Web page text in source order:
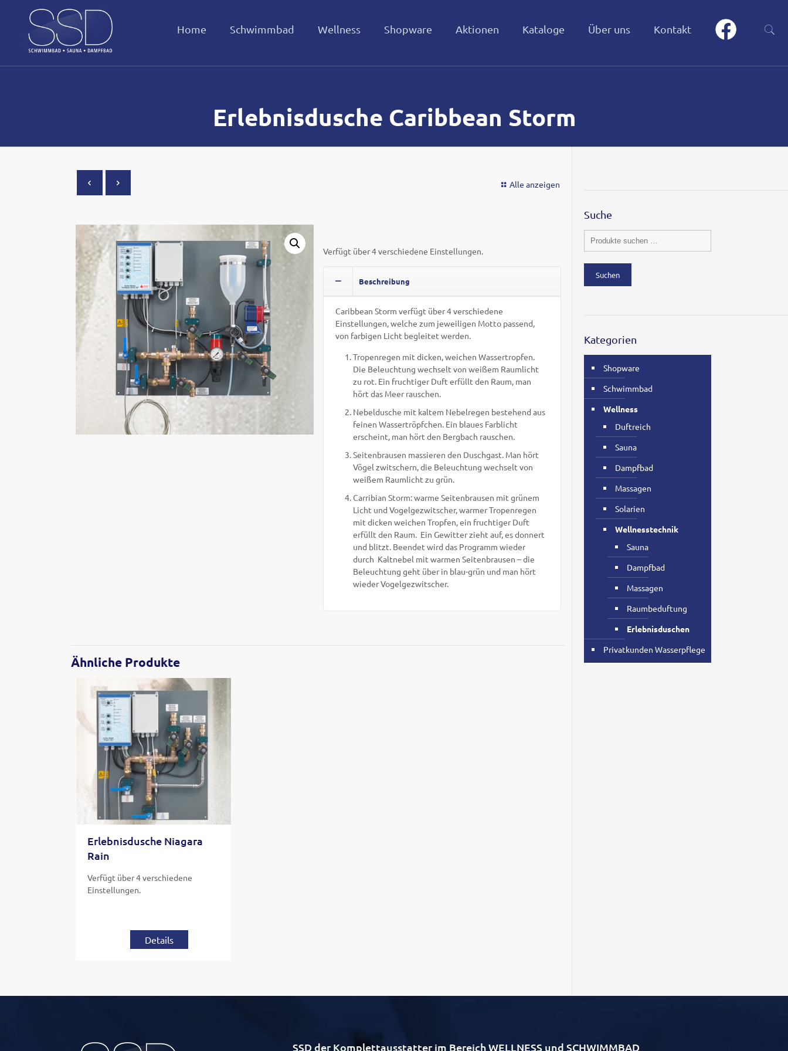
Home Schwimmbad Wellness Shopware Aktionen Kataloge Über uns Kontakt
Erlebnisdusche Caribbean Storm
Alle anzeigen
Verfügt über 4 verschiedene Einstellungen.
Beschreibung
Caribbean Storm verfügt über 4 verschiedene
Einstellungen, welche zum jeweiligen Motto passend,
von farbigen Licht begleitet werden.
Tropenregen mit dicken, weichen Wassertropfen.
Die Beleuchtung wechselt von weißem Raumlicht
zu rot. Ein fruchtiger Duft erfüllt den Raum, man
hört das Meer rauschen.
Nebeldusche mit kaltem Nebelregen bestehend aus
feinen Wassertröpfchen. Ein blaues Farblicht
erscheint, man hört den Bergbach rauschen.
Seitenbrausen massieren den Duschgast. Man hört
Vögel zwitschern, die Beleuchtung wechselt von
weißem Raumlicht zu grün.
Carribian Storm: warme Seitenbrausen mit grünem
Licht und Vogelgezwitscher, warmer Tropenregen
mit dicken weichen Tropfen, ein fruchtiger Duft
erfüllt den Raum. Ein Gewitter zieht auf, es donnert
und blitzt. Beendet wird das Programm wieder
durch Kaltnebel mit warmen Seitenbrausen – die
Beleuchtung geht über in blau-grün und man hört
wieder Vogelgezwitscher.
Ähnliche Produkte
Erlebnisdusche Niagara
Rain
Verfügt über 4 verschiedene
Einstellungen.
Details
Suche
Suchen
Kategorien
Shopware
Schwimmbad
Wellness
Duftreich
Sauna
Dampfbad
Massagen
Solarien
Wellnesstechnik
Sauna
Dampfbad
Massagen
Raumbeduftung
Erlebnisduschen
Privatkunden Wasserpflege
SSD der Komplettausstatter im Bereich WELLNESS und SCHWIMMBAD